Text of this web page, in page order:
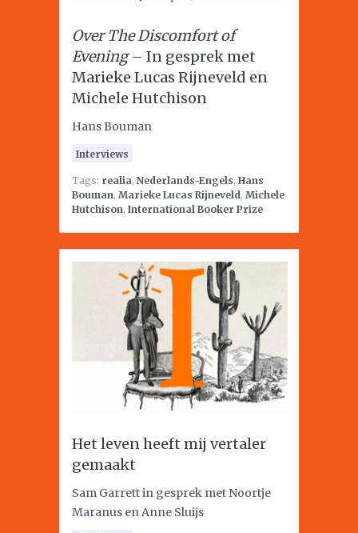
Over The Discomfort of
Evening– In gesprek met
Marieke Lucas Rijneveld en
Michele Hutchison
Hans Bouman
Interviews
Tags: realia, Nederlands-Engels, Hans
Bouman, Marieke Lucas Rijneveld, Michele
Hutchison, International Booker Prize
Het leven heeft mij vertaler
gemaakt
Sam Garrett in gesprek met Noortje
Maranus en Anne Sluijs